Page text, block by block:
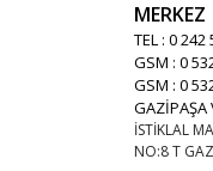
MERKEZ
TEL : 0 242
GSM : 0
GSM : 0
GAZİPAŞA
İSTİKLAL
NO:8 T